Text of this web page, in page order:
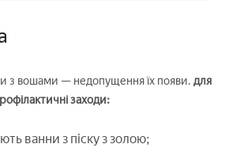
з вошами — недопущення їх появи. для
заходи:
ванни з піску з золою;